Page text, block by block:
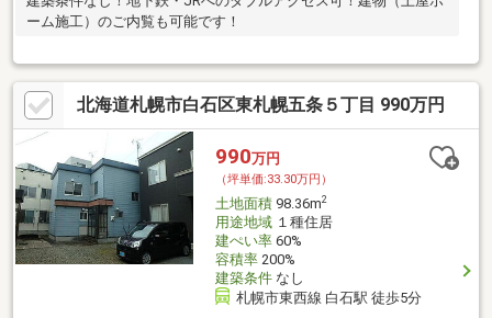
ーム施工）のご内覧も可能です！
北海道札幌市白石区東札幌五条５丁目 990万円
990万円
（坪単価:33.30万円）
土地面積98.36m2
用途地域１種住居
建ぺい率60%
容積率200%
建築条件なし
札幌市東西線 白石駅 徒歩5分